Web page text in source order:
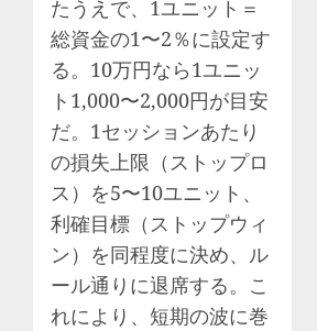
たうえで、1ユニット＝
総資金の1〜2％に設定す
る。10万円なら1ユニッ
ト1,000〜2,000円が目安
だ。1セッションあたり
の損失上限（ストップロ
ス）を5〜10ユニット、
利確目標（ストップウィ
ン）を同程度に決め、ル
ール通りに退席する。こ
れにより、短期の波に巻